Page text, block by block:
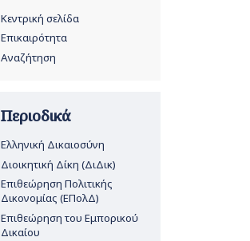
Κεντρική σελίδα
Επικαιρότητα
Αναζήτηση
Περιοδικά
Ελληνική Δικαιοσύνη
Διοικητική Δίκη (ΔιΔικ)
Επιθεώρηση Πολιτικής
Δικονομίας (ΕΠολΔ)
Επιθεώρηση του Εμπορικού
Δικαίου